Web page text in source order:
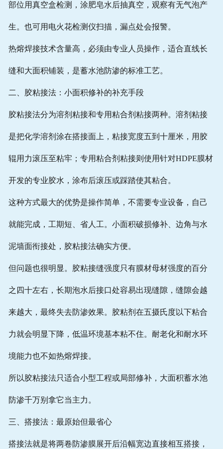
部位用真空盒检测，涂肥皂水后抽真空，观察有无气泡产
生。也可用电火花检测仪扫描，漏点处会报警。
热熔焊接技术含量高，必须由专业人员操作，适合直线长
缝和大面积铺装，是蓄水池防渗的标准工艺。
二、胶粘接法：小面积修补的补充手段
胶粘接法分为溶剂粘接和专用粘合剂粘接两种。溶剂粘接
是把化学溶剂涂在搭接面上，粘接宽度五到十厘米，用胶
辊用力滚压至粘牢；专用粘合剂粘接则使用针对HDPE膜材
开发的专业胶水，涂布后滚压或踩踏使其粘合。
这种方式最大的优势是操作简单，不需要专业设备，自己
就能完成，工期短、省人工。小面积破损修补、边角与水
泥墙面衔接处，胶粘接法确实方便。
但问题也很明显。胶粘接缝强度只有膜材母材强度的百分
之四十左右，长期泡水后接口处容易出现缝隙，缝隙会越
来越大，最终失去防渗效果。胶粘剂在五摄氏度以下粘合
力就会明显下降，低温环境基本粘不住。耐老化和耐水环
境能力也不如热熔焊接。
所以胶粘接法只适合小型工程或局部修补，大面积蓄水池
防渗千万别拿它当主力。
三、搭接法：最原始但最省心
搭接法就是将两卷防渗膜展开后沿幅宽边直接相互搭接，